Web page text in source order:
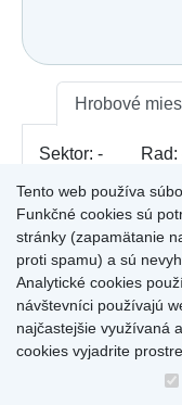
Dolný Lopašov
Dolný Ohaj
Drahovce
Dubovce
Dulova Ves
Dunajská Lužná
Gelnica
Gemerská Hôrka
Gemerská Ves
Hájske
Halič
Hlboké
Hlinné
Hrobové
Sektor: - Rad:
Pre zobrazenie
mape, alebo
Výsledky
Produkty a služby
Tento web používa
Funkčné cookies sú
stránky (zapamätanie
proti spamu) a sú
Analytické cookies
návštevníci používajú
najčastejšie využívaná
cookies vyjadrite